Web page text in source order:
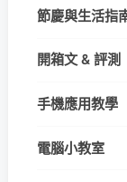
節慶與生活指
開箱文 & 評測
手機應用教學
電腦小教室